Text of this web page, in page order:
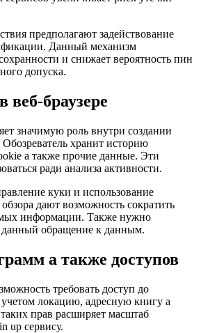
предполагают задействование
Данный механизм
и снижает вероятность пин
допуска.
веб-браузере
значимую роль внутри создании
хранит историю
а также прочие данные. Эти
ради анализа активности.
куки и использование
дают возможность сократить
информации. Также нужно
обращение к данным.
а также доступов
требовать доступ до
локацию, адресную книгу а
прав расширяет масштаб
up сервису.